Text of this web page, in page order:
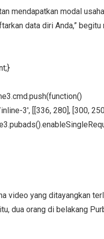
mendapatkan modal
data diri Anda,” begitu
3', [[336, 280], [300,
video yang ditayangkan
dua orang di belakang